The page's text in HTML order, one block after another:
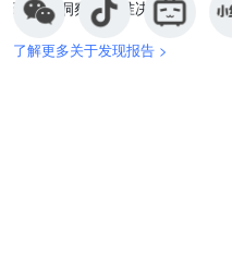
吨，废铜替代优势提
仍有不确定性，当前
仍存。原料市场也是
管铜精矿加工费还未
尼公司重新获得出口
工费预计逐渐止跌，
短期国内库存去化，
畅。今日沪铜主力运
报收20865元/吨（截
现货A00铝报均价
现深度洞察与精准决策。
了解更多关于发现报告 >